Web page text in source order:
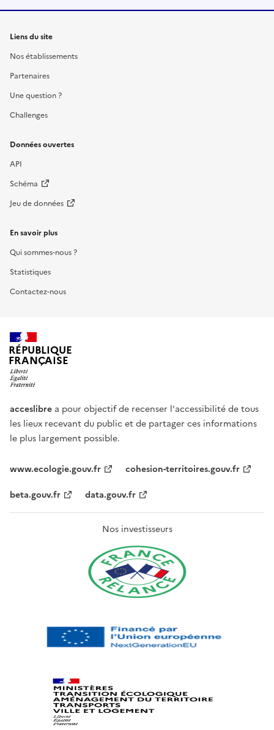
Liens du site
Nos établissements
Partenaires
Une question ?
Challenges
Données ouvertes
API
Schéma
Jeu de données
En savoir plus
Qui sommes-nous ?
Statistiques
Contactez-nous
RÉPUBLIQUE
FRANÇAISE
acceslibre a pour objectif de recenser l'accessibilité de tous
les lieux recevant du public et de partager ces informations
le plus largement possible.
www.ecologie.gouv.fr
cohesion-territoires.gouv.fr
beta.gouv.fr
data.gouv.fr
Nos investisseurs